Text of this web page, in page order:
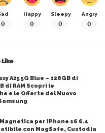
0
Happy
0
Sleepy
0
Angry
0
Like
A25 5G Blue – 128GB di
di RAM Scopri le
e le Offerte del Nuovo
per iPhone 16 6.1
con MagSafe, Custodia